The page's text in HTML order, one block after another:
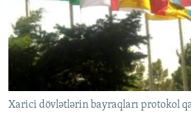
VIDEO
FOTOQALEREYA
İNFOQRAFIKA
KARIKATURA
RADIO ARXIV
OXU ZALI
AZƏRBAYCAN ƏDƏBIYYATI KITABXANASI
İSLAM VƏ DEMOKRATIYA
İZ - MƏDƏNIYYƏT PROQRAMI
HAQQIMIZDA
MISSIYAMIZ
PEŞƏ ETIKASI VƏ JURNALISTIKA
MATERIALLARIMIZDAN ISTIFADƏ
Xarici dövlətlərin bayraqları protokol